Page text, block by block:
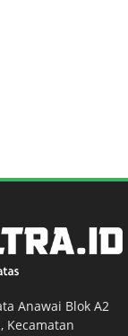
Anawai Blok A2
Kecamatan